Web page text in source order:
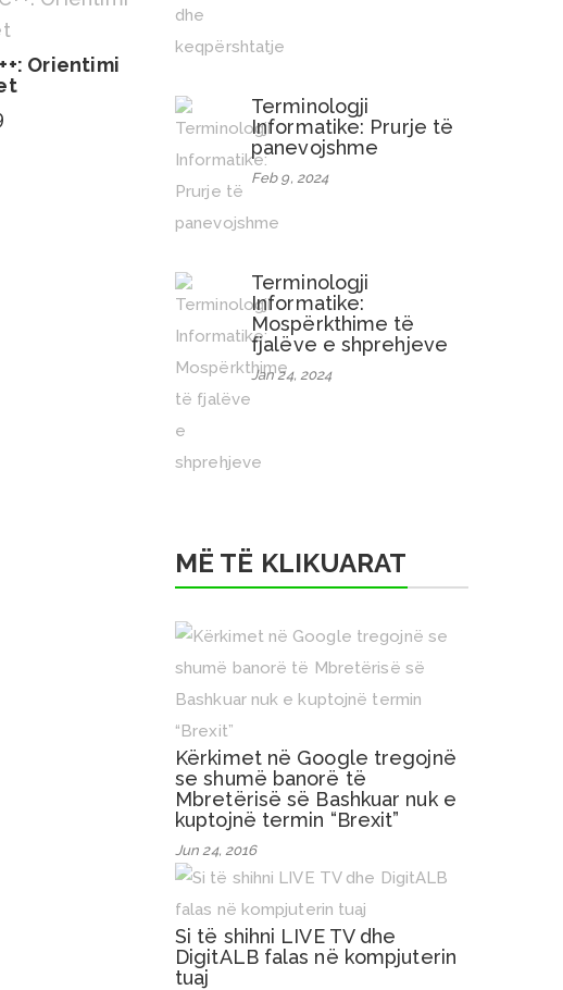
Orientimi
Terminologji
Informatike: Prurje të
panevojshme
Feb 9, 2024
Terminologji
Informatike:
Mospërkthime të
fjalëve e shprehjeve
Jan 24, 2024
MË TË KLIKUARAT
Kërkimet në Google tregojnë
se shumë banorë të
Mbretërisë së Bashkuar nuk e
kuptojnë termin “Brexit”
Jun 24, 2016
Si të shihni LIVE TV dhe
DigitALB falas në kompjuterin
tuaj